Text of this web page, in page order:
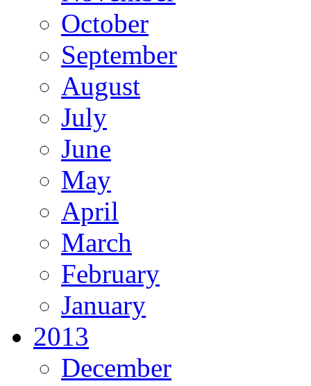
October
September
August
July
June
May
April
March
February
January
2013
December